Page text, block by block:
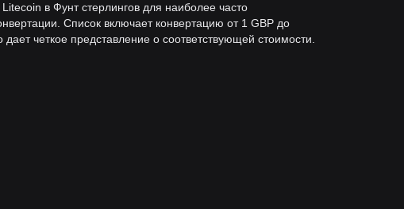
Litecoin в Фунт стерлингов для наиболее часто
Список включает конвертацию от 1 GBP до
дает четкое представление о соответствующей стоимости.